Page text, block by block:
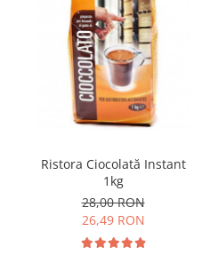
Ristora Ciocolată Instant
1kg
28,00 RON
26,49 RON